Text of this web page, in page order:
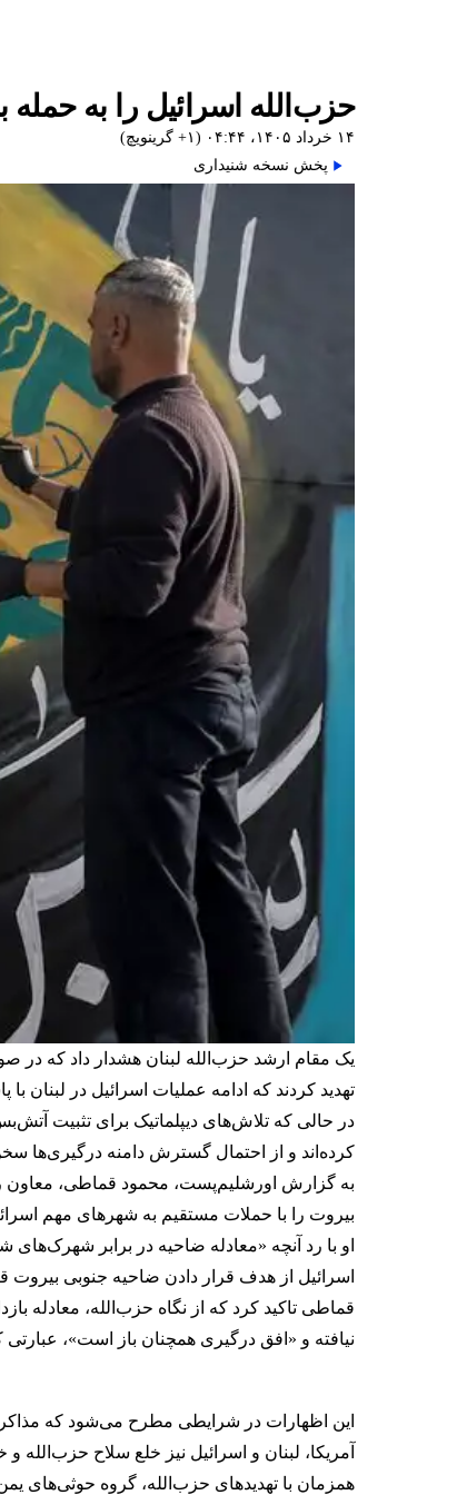
حزب‌الله اسرائیل را به حمله
۱۴ خرداد ۱۴۰۵، ۰۴:۴۴ (‎+۱ گرینویچ)
پخش نسخه شنیداری
یک مقام ارشد حزب‌الله لبنان هشدار داد که در
تهدید کردند که ادامه عملیات اسرائیل در لبنان
در حالی که تلاش‌های دیپلماتیک برای تثبیت
کرده‌اند و از احتمال گسترش دامنه درگیری‌ها
به گزارش اورشلیم‌پست، محمود قماطی، معاون
بیروت را با حملات مستقیم به شهرهای مهم
او با رد آنچه «معادله ضاحیه در برابر
اسرائیل از هدف قرار دادن ضاحیه جنوبی بیروت
قماطی تاکید کرد که از نگاه حزب‌الله، معادله
نیافته و «افق درگیری همچنان باز است»،
این اظهارات در شرایطی مطرح می‌شود که
آمریکا، لبنان و اسرائیل نیز خلع سلاح
همزمان با تهدیدهای حزب‌الله، گروه حوثی‌های